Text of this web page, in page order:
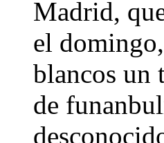
Madrid,
el
blancos un
de